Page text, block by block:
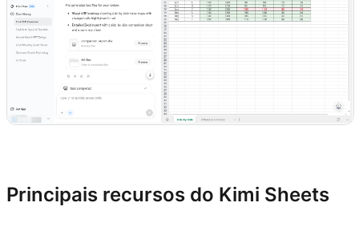
Principais recursos do Kimi Sheets